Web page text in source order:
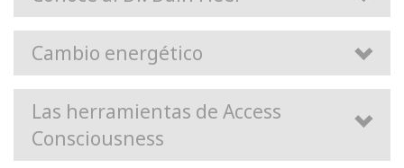
Cambio energético
Las herramientas de Access
Consciousness